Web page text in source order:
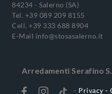
84234 - Salerno (SA)
Tel. +39 089 209 8155
Cell. +39 333 688 8904
E-Mail info@stosasalerno.it
Arredamenti Serafino
- Privacy -